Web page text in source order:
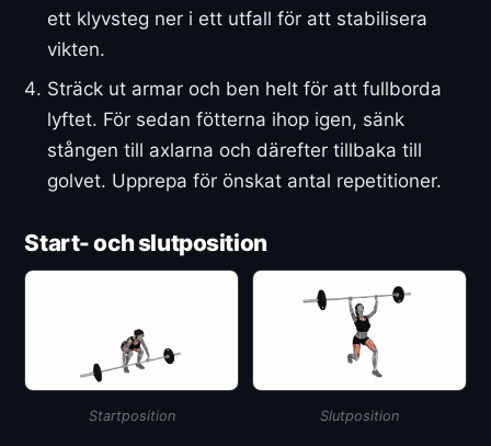
ett klyvsteg ner i ett utfall för att stabilisera
vikten.
Sträck ut armar och ben helt för att fullborda
lyftet. För sedan fötterna ihop igen, sänk
stången till axlarna och därefter tillbaka till
golvet. Upprepa för önskat antal repetitioner.
Start- och slutposition
Startposition Slutposition